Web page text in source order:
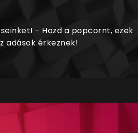
- Hozd a popcornt, ezek
adások érkeznek!